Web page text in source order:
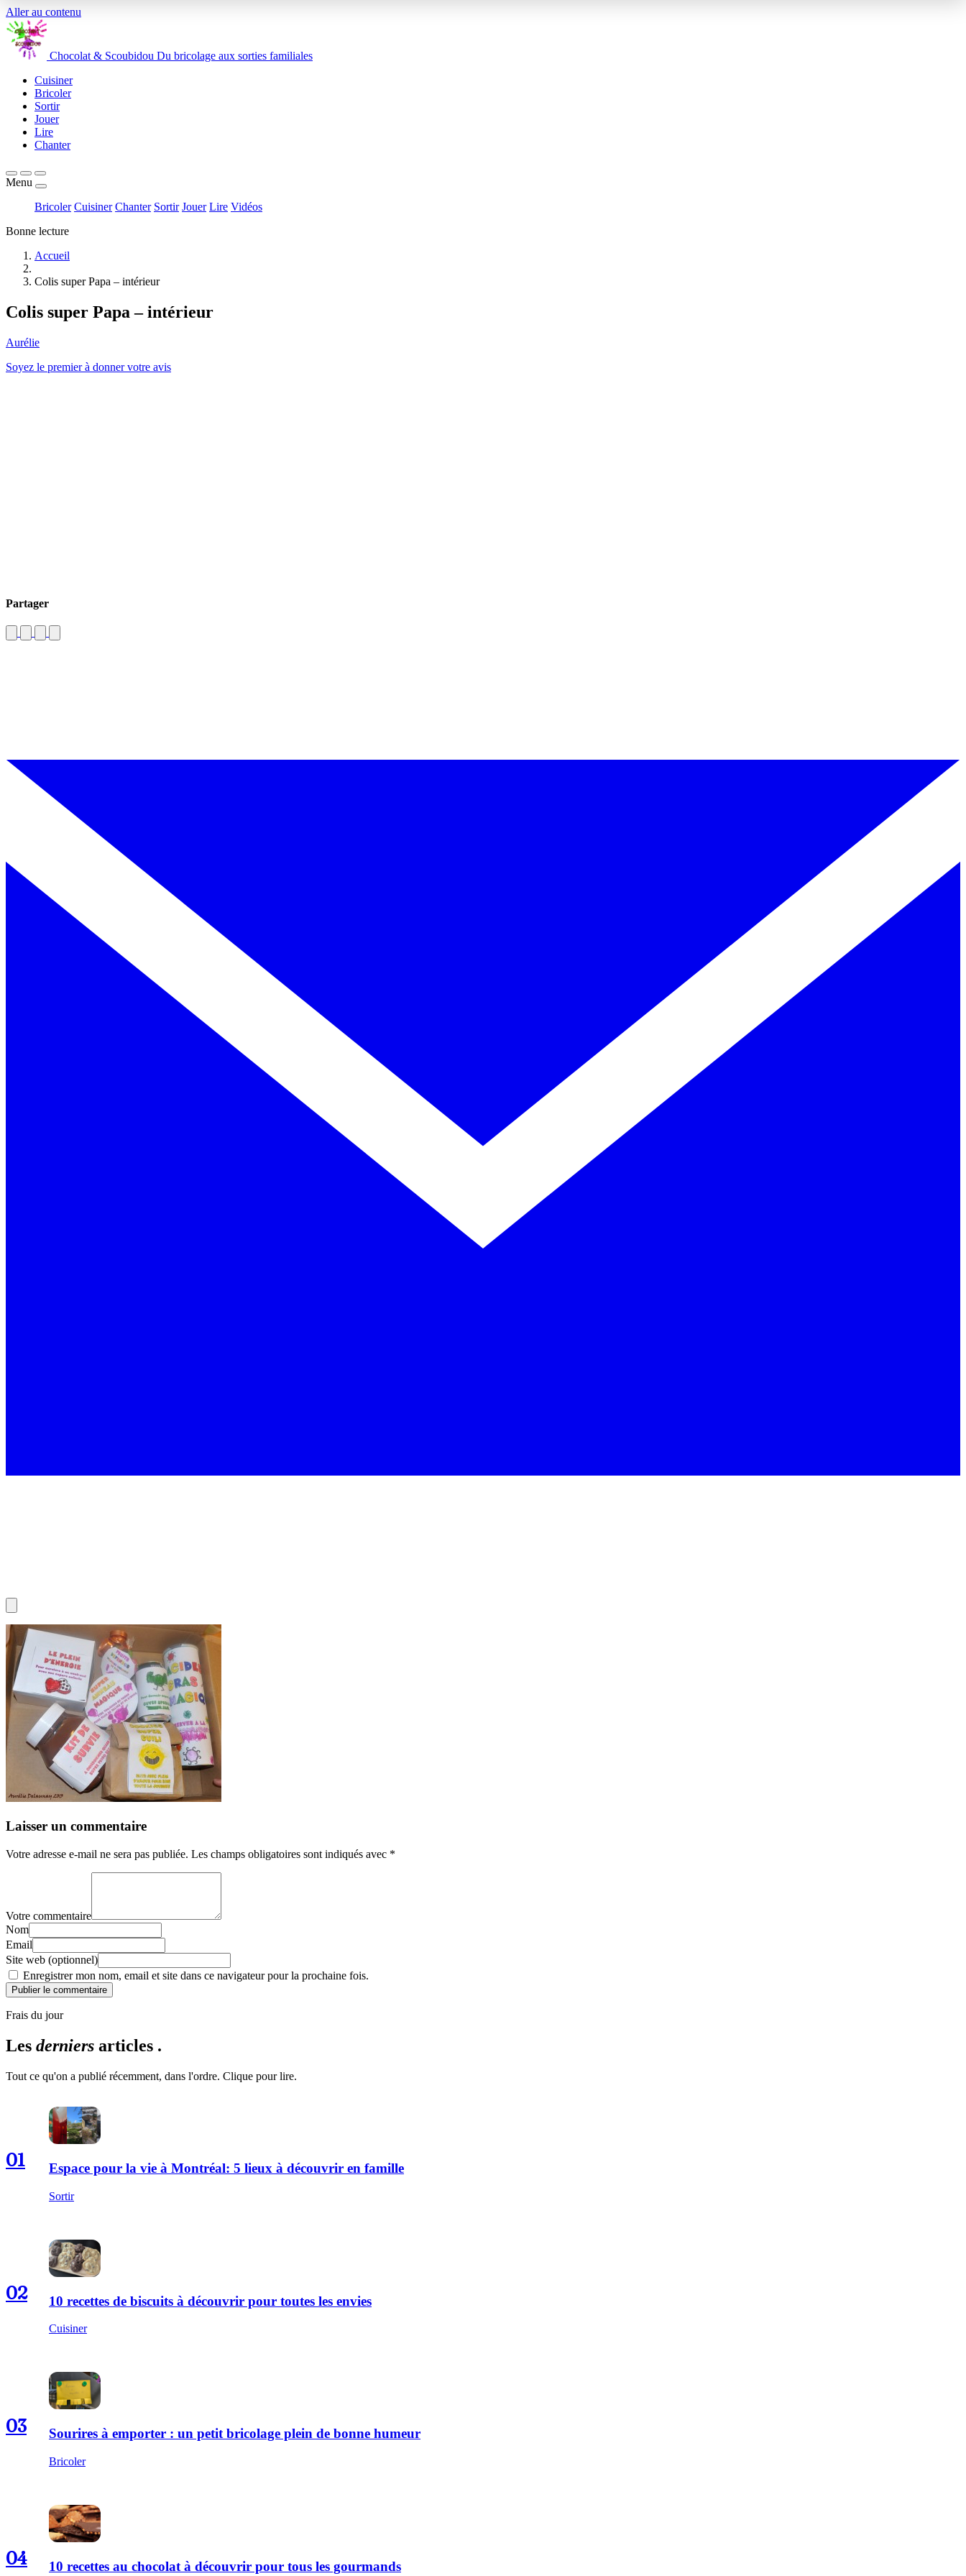
Aller au contenu
Chocolat & Scoubidou Du bricolage aux sorties familiales
Cuisiner
Bricoler
Sortir
Jouer
Lire
Chanter
Menu
Bricoler Cuisiner Chanter Sortir Jouer Lire Vidéos
Bonne lecture
Accueil
Colis super Papa – intérieur
Colis super Papa – intérieur
Aurélie
Soyez le premier à donner votre avis
Partager
Laisser un commentaire
Votre adresse e-mail ne sera pas publiée. Les champs obligatoires sont indiqués avec *
Votre commentaire
Nom
Email
Site web (optionnel)
Enregistrer mon nom, email et site dans ce navigateur pour la prochaine fois.
Publier le commentaire
Frais du jour
Les derniers articles .
Tout ce qu'on a publié récemment, dans l'ordre. Clique pour lire.
01 Espace pour la vie à Montréal: 5 lieux à découvrir en famille
Sortir
02 10 recettes de biscuits à découvrir pour toutes les envies
Cuisiner
03 Sourires à emporter : un petit bricolage plein de bonne humeur
Bricoler
04 10 recettes au chocolat à découvrir pour tous les gourmands